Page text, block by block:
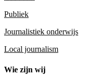
Publiek
Journalistiek onderwijs
Local journalism
Wie zijn wij